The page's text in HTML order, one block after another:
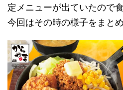
定メニューが出ていたので
今回はその時の様子をまと